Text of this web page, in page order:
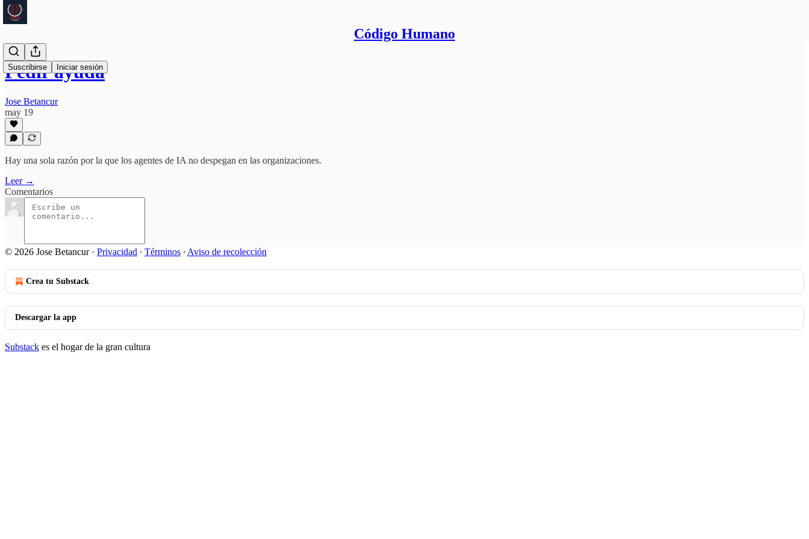
Código Humano
Suscribirse Iniciar sesión
Pedir ayuda
Jose Betancur
may 19
Hay una sola razón por la que los agentes de IA no despegan en las organizaciones.
Leer →
Comentarios
© 2026 Jose Betancur· Privacidad ∙ Términos ∙ Aviso de recolección
Crea tu Substack
Descargar la app
Substack es el hogar de la gran cultura